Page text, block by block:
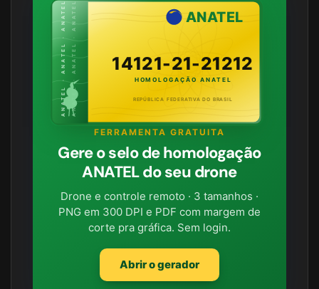
ANATEL · ANATEL · ANATELANATEL · ANATEL · ANATEL ANATEL
14121-21-21212
HOMOLOGAÇÃO ANATEL
REPÚBLICA FEDERATIVA DO BRASIL
FERRAMENTA GRATUITA
Gere o selo de homologação
ANATEL do seu drone
Drone e controle remoto · 3 tamanhos ·
PNG em 300 DPI e PDF com margem de
corte pra gráfica. Sem login.
Abrir o gerador